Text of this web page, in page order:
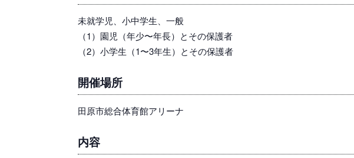
未就学児、小中学生、一般
（1）園児（年少〜年長）とその保護者
（2）小学生（1〜3年生）とその保護者
開催場所
田原市総合体育館アリーナ
内容